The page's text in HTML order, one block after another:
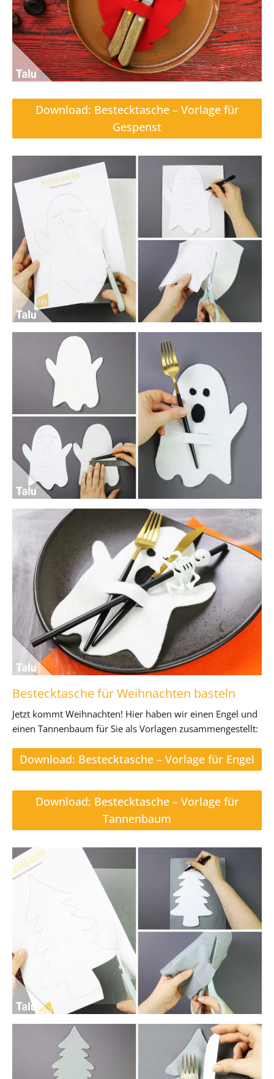
Download: Bestecktasche – Vorlage für
Gespenst
Bestecktasche für Weihnachten basteln
Jetzt kommt Weihnachten! Hier haben wir einen Engel und
einen Tannenbaum für Sie als Vorlagen zusammengestellt:
Download: Bestecktasche – Vorlage für Engel
Download: Bestecktasche – Vorlage für
Tannenbaum